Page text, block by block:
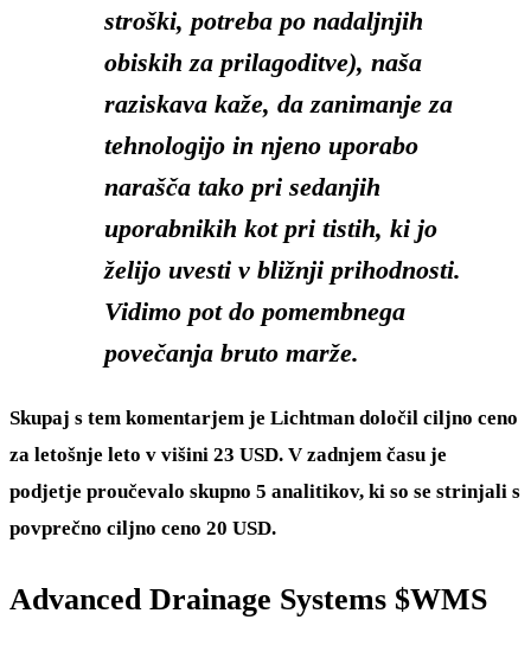
stroški, potreba po nadaljnjih
obiskih za prilagoditve), naša
raziskava kaže, da zanimanje za
tehnologijo in njeno uporabo
narašča tako pri sedanjih
uporabnikih kot pri tistih, ki jo
želijo uvesti v bližnji prihodnosti.
Vidimo pot do pomembnega
povečanja bruto marže.
Skupaj s tem komentarjem je Lichtman določil ciljno ceno
za letošnje leto v višini 23 USD. V zadnjem času je
podjetje proučevalo skupno 5 analitikov, ki so se strinjali s
povprečno ciljno ceno 20 USD.
Advanced Drainage Systems $WMS